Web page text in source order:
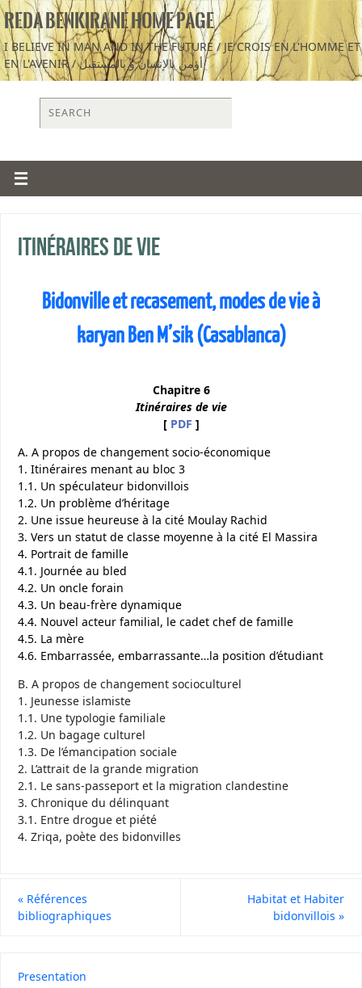
REDA BENKIRANE HOME PAGE
I BELIEVE IN MAN AND IN THE FUTURE / JE CROIS EN L'HOMME ET
EN L'AVENIR / أؤمن بالإنسان و بالمستقبل
Itinéraires de vie
Bidonville et recasement, modes de vie à
karyan Ben M’sik (Casablanca)
Chapitre 6
Itinéraires de vie
[ PDF ]
A. A propos de changement socio-économique
1. Itinéraires menant au bloc 3
1.1. Un spéculateur bidonvillois
1.2. Un problème d’héritage
2. Une issue heureuse à la cité Moulay Rachid
3. Vers un statut de classe moyenne à la cité El Massira
4. Portrait de famille
4.1. Journée au bled
4.2. Un oncle forain
4.3. Un beau-frère dynamique
4.4. Nouvel acteur familial, le cadet chef de famille
4.5. La mère
4.6. Embarrassée, embarrassante…la position d’étudiant
B. A propos de changement socioculturel
1. Jeunesse islamiste
1.1. Une typologie familiale
1.2. Un bagage culturel
1.3. De l’émancipation sociale
2. L’attrait de la grande migration
2.1. Le sans-passeport et la migration clandestine
3. Chronique du délinquant
3.1. Entre drogue et piété
4. Zriqa, poète des bidonvilles
« Références
bibliographiques
Habitat et Habiter
bidonvillois »
Presentation